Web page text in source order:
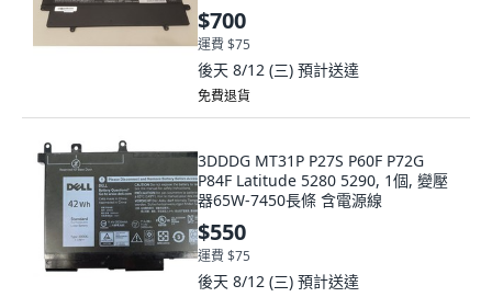
$700
運費 $75
後天 8/12 (三) 預計送達
免費退貨
3DDDG MT31P P27S P60F P72G
P84F Latitude 5280 5290, 1個, 變壓
器65W-7450長條 含電源線
$550
運費 $75
後天 8/12 (三) 預計送達